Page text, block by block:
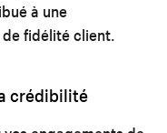
à une
de fidélité client.
crédibilité